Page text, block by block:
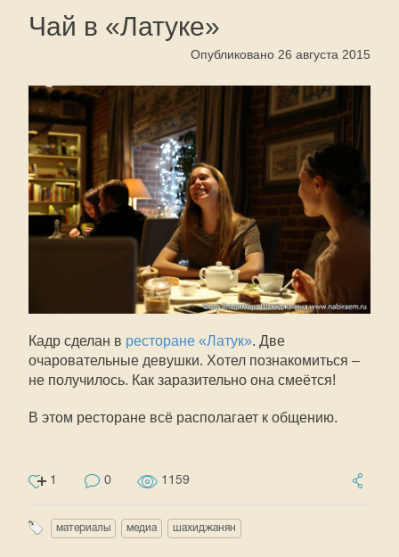
Чай в «Латуке»
Опубликовано 26 августа 2015
Кадр сделан в ресторане «Латук». Две
очаровательные девушки. Хотел познакомиться –
не получилось. Как заразительно она смеётся!
В этом ресторане всё располагает к общению.
1 0 1159
материалы медиа шахиджанян